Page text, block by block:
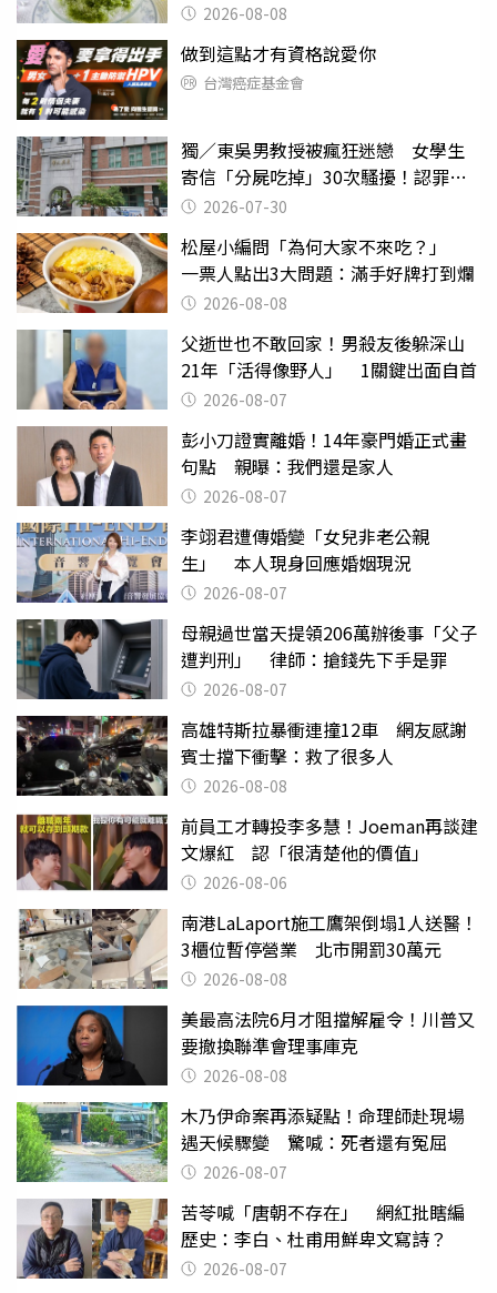
2026-08-08
做到這點才有資格說愛你
台灣癌症基金會
獨／東吳男教授被瘋狂迷戀 女學生
寄信「分屍吃掉」30次騷擾！認罪免
關 2026-07-30
松屋小編問「為何大家不來吃？」
一票人點出3大問題：滿手好牌打到爛
2026-08-08
父逝世也不敢回家！男殺友後躲深山
21年「活得像野人」 1關鍵出面自首
2026-08-07
彭小刀證實離婚！14年豪門婚正式畫
句點 親曝：我們還是家人
2026-08-07
李翊君遭傳婚變「女兒非老公親
生」 本人現身回應婚姻現況
2026-08-07
母親過世當天提領206萬辦後事「父子
遭判刑」 律師：搶錢先下手是罪
2026-08-07
高雄特斯拉暴衝連撞12車 網友感謝
賓士擋下衝擊：救了很多人
2026-08-08
前員工才轉投李多慧！Joeman再談建
文爆紅 認「很清楚他的價值」
2026-08-06
南港LaLaport施工鷹架倒塌1人送醫！
3櫃位暫停營業 北市開罰30萬元
2026-08-08
美最高法院6月才阻擋解雇令！川普又
要撤換聯準會理事庫克
2026-08-08
木乃伊命案再添疑點！命理師赴現場
遇天候驟變 驚喊：死者還有冤屈
2026-08-07
苦苓喊「唐朝不存在」 網紅批瞎編
歷史：李白、杜甫用鮮卑文寫詩？
2026-08-07